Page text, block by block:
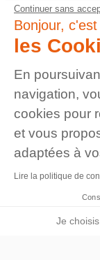
© 2026
d’enseignement
supérieur technique
but non lucratif –
Groupe IGENSIA
Education – Mise à
site : Janvier 2026
Charte des données
personnelles
Continuer sans
Bonjour,
les
En
navigation,
cookies pour
et vous
adaptées à
Lire la politique de
Je choisis